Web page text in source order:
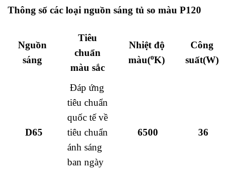
Thông số các loại nguồn sáng tủ so màu P120
Nguồn
sáng
Tiêu
chuẩn
màu sắc
Nhiệt độ
màu(oK)
Công
suất(W)
D65
Đáp ứng
tiêu chuẩn
quốc tế về
tiêu chuẩn
ánh sáng
ban ngày
6500 36